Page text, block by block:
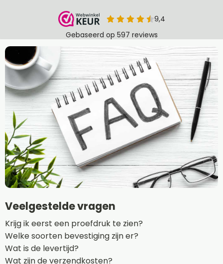
Veelgestelde vragen
Krijg ik eerst een proefdruk te zien?
Welke soorten bevestiging zijn er?
Wat is de levertijd?
Wat zijn de verzendkosten?